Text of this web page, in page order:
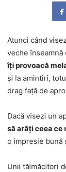
Atunci când
veche înseamnă
îți provoacă
și la amintiri,
drag față de
Dacă visezi un
să arăți ceea ce
o impresie bună
Unii tălmăcitori